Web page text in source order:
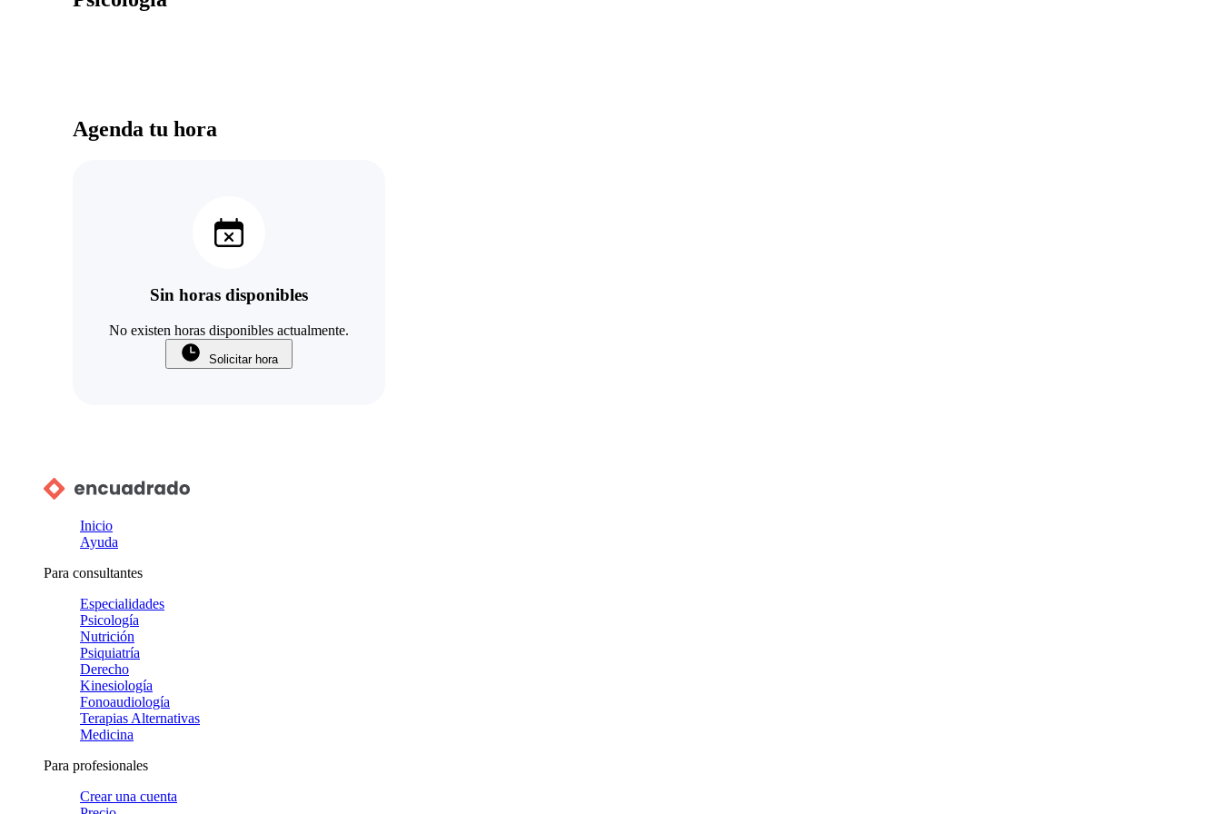
Agenda tu hora
Sin horas disponibles
No existen horas disponibles actualmente.
Solicitar hora
Inicio
Ayuda
Para consultantes
Especialidades
Psicología
Nutrición
Psiquiatría
Derecho
Kinesiología
Fonoaudiología
Terapias Alternativas
Medicina
Para profesionales
Crear una cuenta